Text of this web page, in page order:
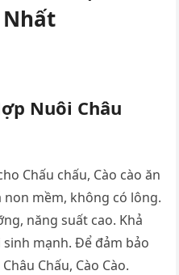
Nhất
Nuôi Châu
Chấu chấu, Cào cào ăn
non mềm, không có lông.
năng suất cao. Khả
mạnh. Để đảm bảo
Chấu, Cào Cào.